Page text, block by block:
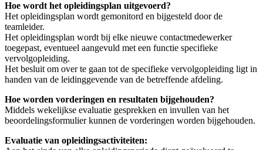
Hoe wordt het opleidingsplan uitgevoerd?
Het opleidingsplan wordt gemonitord en bijgesteld door de
teamleider.
Het opleidingsplan wordt bij elke nieuwe contactmedewerker
toegepast, eventueel aangevuld met een functie specifieke
vervolgopleiding.
Het besluit om over te gaan tot de specifieke vervolgopleiding ligt in
handen van de leidinggevende van de betreffende afdeling.
Hoe worden vorderingen en resultaten bijgehouden?
Middels wekelijkse evaluatie gesprekken en invullen van het
beoordelingsformulier kunnen de vorderingen worden bijgehouden.
Evaluatie van opleidingsactiviteiten: